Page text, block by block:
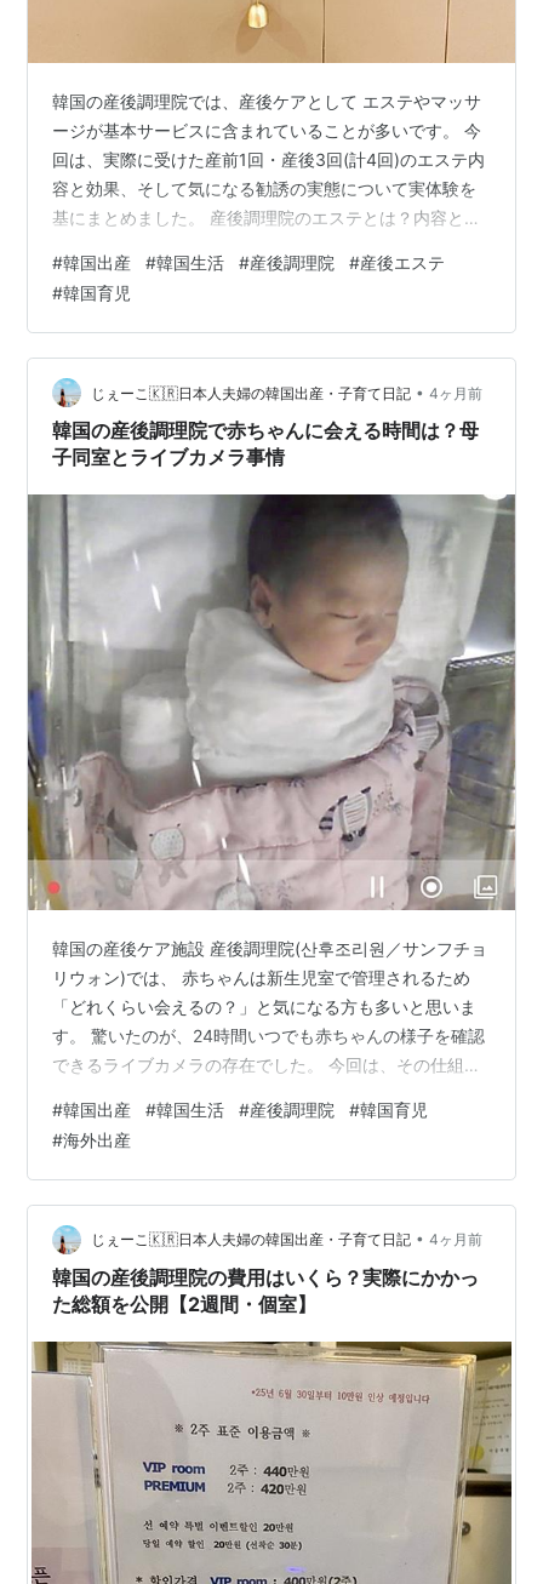
韓国の産後調理院では、産後ケアとして エステやマッサ
ージが基本サービスに含まれていることが多いです。 今
回は、実際に受けた産前1回・産後3回(計4回)のエステ内
容と効果、そして気になる勧誘の実態について実体験を
基にまとめました。 産後調理院のエステとは？内容と回
り抜粋して翻訳) 内容 産前エステ2回目 概要 内容 産後エ
ステ 産後エステ1回目 概要 内容 産後エステ2回目 概要 内
容 産後エステ3回目 概要 内容 エステルーム 勧誘(グレー
ドアップ)の実態 まとめ 産後調理院のエステとは？内容
と回数の基本 韓国の産後調理院では、どんな施…
#韓国出産 #韓国生活 #産後調理院 #産後エステ
#韓国育児
じぇーこ🇰🇷日本人夫婦の韓国出産・子育て日記 • 4ヶ月前
韓国の産後調理院で赤ちゃんに会える時間は？母
子同室とライブカメラ事情
韓国の産後ケア施設 産後調理院(산후조리원／サンフチョ
リウォン)では、 赤ちゃんは新生児室で管理されるため
「どれくらい会えるの？」と気になる方も多いと思いま
す。 驚いたのが、24時間いつでも赤ちゃんの様子を確認
できるライブカメラの存在でした。 今回は、その仕組み
ちゃんと過ごせる時間 産後調理院の24時間ライブカメラ
日本との違い まとめ 産後調理院で赤ちゃんと過ごせる時
間 産後調理院は、母体を回復する施設のため母子別室。
赤ちゃんは基本的にずっと新生児室で管理されていま
す。 自分が行うお世話は日中の授乳のみで 夜間の授乳、
ミルク補充、おむつ…
#韓国出産 #韓国生活 #産後調理院 #韓国育児
#海外出産
じぇーこ🇰🇷日本人夫婦の韓国出産・子育て日記 • 4ヶ月前
韓国の産後調理院の費用はいくら？実際にかかっ
た総額を公開【2週間・個室】